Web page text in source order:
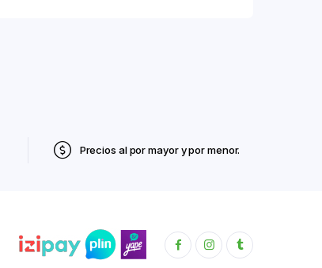
Precios al por mayor y por menor.